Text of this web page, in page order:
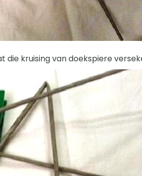
die kruising van doekspiere